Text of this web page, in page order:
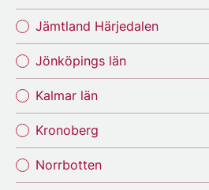
Jämtland Härjedalen
Jönköpings län
Kalmar län
Kronoberg
Norrbotten